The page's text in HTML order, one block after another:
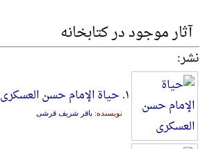
آثار موجود در کتابخانه
نشر:
۱. حیاة الإمام حسن العسکری
نویسنده: باقر شریف قرشی